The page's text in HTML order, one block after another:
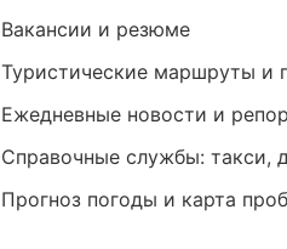
Вакансии и резюме
Туристические маршруты и
Ежедневные новости и
Справочные службы: такси,
Прогноз погоды и карта